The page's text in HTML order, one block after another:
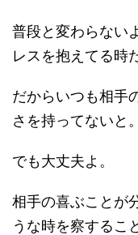
普段と変わらない
レスを抱えてる時
だからいつも相手
さを持ってないと。
でも大丈夫よ。
相手の喜ぶことが
うな時を察するこ